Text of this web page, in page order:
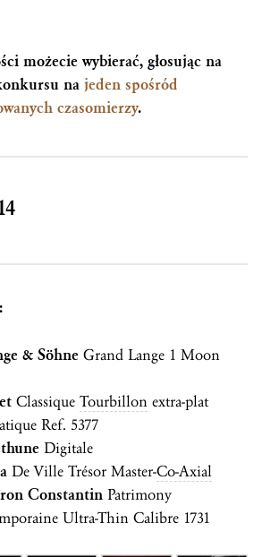
możecie wybierać, głosując na
na jeden spośród
czasomierzy.
& Söhne Grand Lange 1 Moon
Classique Tourbillon extra-plat
Ref. 5377
Digitale
De Ville Trésor Master-Co-Axial
Constantin Patrimony
Ultra-Thin Calibre 1731